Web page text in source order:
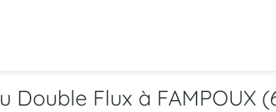
Flux à FAMPOUX